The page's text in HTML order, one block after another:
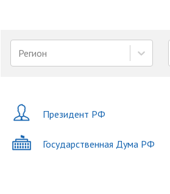
Регион
Президент РФ
Государственная Дума РФ